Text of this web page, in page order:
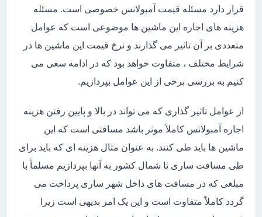
قرار دارد مسئله قیمت آمبولانس خصوصی است. مسئله
هزینه های اجاره این ماشین ها موضوعی است که عوامل
متعددی بر آن تاثیر می گذارند و نرخ قیمت این ماشین ها در
شرایط مختلف ، متفاوت خواهد بود که در ادامه سعی می
کنیم به بررسی برخی از این عوامل بپردازیم.
از عوامل تاثیر گذاری که می تواند در بالا و پایین رفتن هزینه
اجاره آمبولانس کاملاً موثر باشد مسافتی است که این
ماشین ها باید طی کنند. به عنوان مثال هزینه ای که باید برای
طی مسافت ساری تا شمال کشور به آنها بپردازیم مسلماً با
مبلغی که در مسافت های داخل شهر ساری پرداخت می
گردد کاملاً متفاوت است و این یک امر بدیهی است زیرا